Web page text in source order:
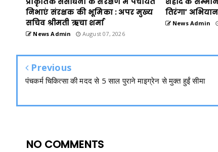
निभाएं संरक्षक की भूमिका : अपर मुख्य
सचिव श्रीमती ऋचा शर्मा
News Admin August 07, 2026
तिरंगा’ अभियान
News Admin
Previous
पंचकर्म चिकित्सा की मदद से 5 साल पुराने माइग्रेन से मुक्त हुईं सीमा
NO COMMENTS